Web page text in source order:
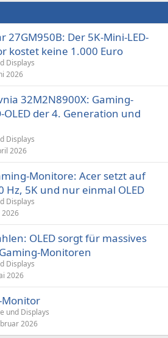
27GM950B: Der 5K-Mini-LED-
kostet keine 1.000 Euro
Displays
2026
32M2N8900X: Gaming-
der 4. Generation und
Displays
2026
Monitore: Acer setzt auf
Hz, 5K und nur einmal OLED
Displays
2026
OLED sorgt für massives
Monitoren
Displays
2026
Monitor
und Displays
2026